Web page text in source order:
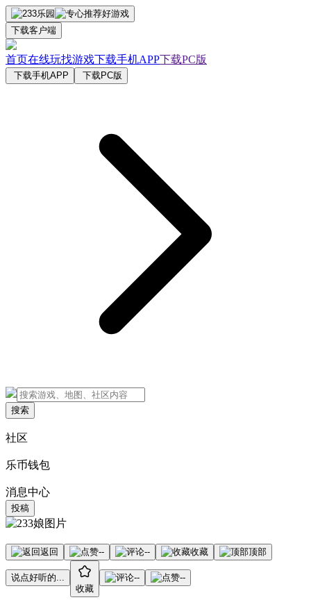
下载客户端
首页在线玩找游戏下载手机APP下载PC版
下载手机APP 下载PC版
搜索
社区
乐币钱包
消息中心
投稿
返回 -- -- 收藏 顶部
说点好听的...
收藏
-- --